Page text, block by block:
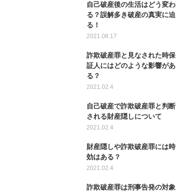
自己破産後の生活はどう変わ
る？誤解多き破産の真実に迫
る！
2021.08.17
詐欺破産罪と見なされた時保
証人にはどのような影響があ
る？
2021.02.4
自己破産で詐欺破産罪と判断
される財産隠しについて
2021.02.4
財産隠しや詐欺破産罪には時
効はある？
2021.02.4
詐欺破産罪は刑事告発の対象